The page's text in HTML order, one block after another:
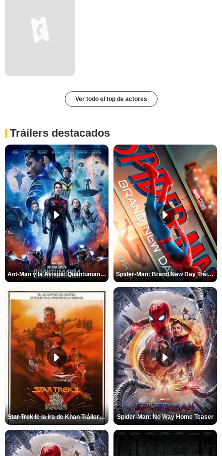
Ver todo el top de actores
Tráilers destacados
Ant-Man y la Avispa: Quantumanía Tráiler (2) Spider-Man: Brand New Day Tráiler (3)
Star Trek II: la ira de Khan Tráiler VO Spider-Man: No Way Home Teaser